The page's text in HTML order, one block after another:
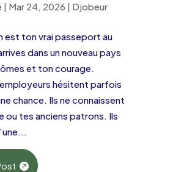
| Mar 24, 2026 | Djobeur
est ton vrai passeport au
dans un nouveau pays
et ton courage.
hésitent parfois
chance. Ils ne connaissent
ou tes anciens patrons. Ils